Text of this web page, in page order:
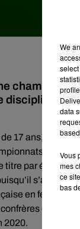
discipline
17 ans, élève
par équipe
s’agit de
en
du
2020.
We
data
Vous
mes
ce
bas